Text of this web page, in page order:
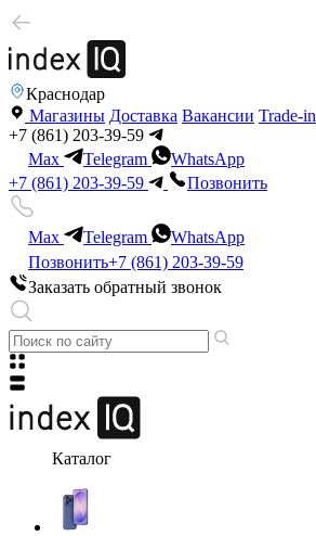
Краснодар
Магазины Доставка Вакансии Trade-in
+7 (861) 203-39-59
Max
Telegram
WhatsApp
+7 (861) 203-39-59
Позвонить
Max Telegram
WhatsApp
Позвонить+7 (861) 203-39-59
Заказать обратный звонок
Каталог